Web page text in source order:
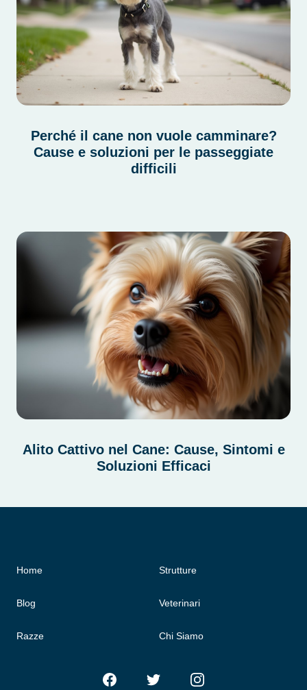
Perché il cane non vuole camminare?
Cause e soluzioni per le passeggiate
difficili
Alito Cattivo nel Cane: Cause, Sintomi e
Soluzioni Efficaci
Home
Blog
Razze
Strutture
Veterinari
Chi Siamo
FacebookTwitter Instagram